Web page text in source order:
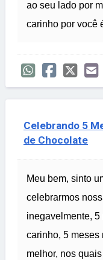
ao seu lado por
carinho por você
Celebrando 5
de Chocolate
Meu bem, sinto
celebrarmos
inegavelmente,
carinho, 5 meses
melhor, nos